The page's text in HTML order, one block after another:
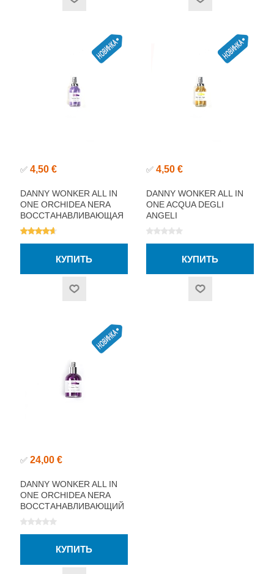
✅ 4,50 €
DANNY WONKER ALL IN
ONE ORCHIDEA NERA
ВОССТАНАВЛИВАЮЩАЯ
АМПУЛА ДЛЯ ВОЛОС
10МЛ
✅ 4,50 €
DANNY WONKER ALL IN
ONE ACQUA DEGLI
ANGELI
ВОССТАНАВЛИВАЮЩАЯ
✅ 24,00 €
DANNY WONKER ALL IN
ONE ORCHIDEA NERA
ВОССТАНАВЛИВАЮЩИЙ
СПРЕЙ ДЛЯ ВОЛОС 50МЛ